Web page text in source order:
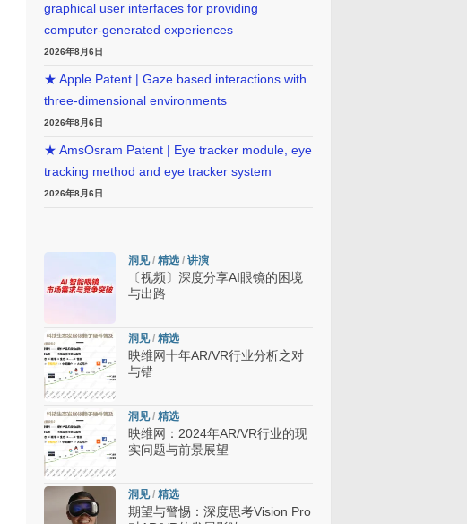
graphical user interfaces for providing
computer-generated experiences
2026年8月6日
★ Apple Patent | Gaze based interactions with
three-dimensional environments
2026年8月6日
★ AmsOsram Patent | Eye tracker module, eye
tracking method and eye tracker system
2026年8月6日
洞见/ 精选 / 讲演
〔视频〕深度分享AI眼镜的困境
与出路
洞见/ 精选
映维网十年AR/VR行业分析之对
与错
洞见/ 精选
映维网：2024年AR/VR行业的现
实问题与前景展望
洞见/ 精选
期望与警惕：深度思考Vision Pro